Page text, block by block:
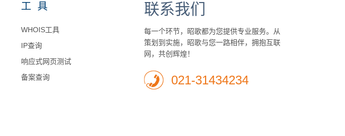
工具
WHOIS工具
IP查询
响应式网页测试
备案查询
联系我们
每一个环节，昭歌都为您提供专业服务。从
策划到实施，昭歌与您一路相伴，拥抱互联
网，共创辉煌！
021-31434234